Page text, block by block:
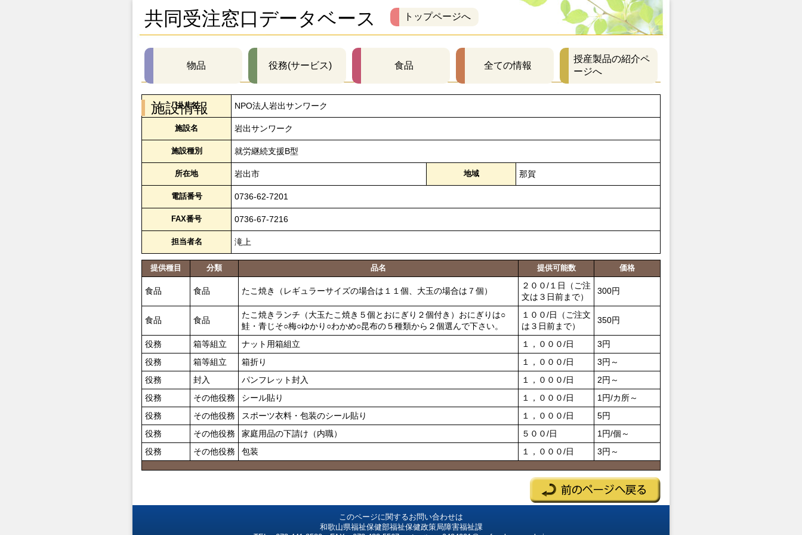
共同受注窓口データベース トップページへ
物品 役務(サービス) 食品 全ての情報
授産製品の紹介ペ
ージへ
施設情報
法人名 NPO法人岩出サンワーク
施設名 岩出サンワーク
施設種別 就労継続支援B型
所在地 岩出市 地域 那賀
電話番号 0736-62-7201
FAX番号 0736-67-7216
担当者名 滝上
提供種目 分類 品名 提供可能数 価格
食品 食品 たこ焼き（レギュラーサイズの場合は１１個、大玉の場合は７個）
２００/１日（ご注
文は３日前まで）
300円
食品 食品
たこ焼きランチ（大玉たこ焼き５個とおにぎり２個付き）おにぎりは○
鮭・青じそ○梅○ゆかり○わかめ○昆布の５種類から２個選んで下さい。
１００/日（ご注文
は３日前まで）
350円
役務 箱等組立 ナット用箱組立 １，０００/日
3円
役務
箱等組立 箱折り １，０００/日
3円～
役務
封入 パンフレット封入 １，０００/日
2円～
役務
その他役務 シール貼り １，０００/日
1円/カ所～
役務
その他役務 スポーツ衣料・包装のシール貼り １，０００/日
5円
役務
その他役務 家庭用品の下請け（内職） ５００/日
1円/個～
役務
その他役務 包装 １，０００/日 3円～
このページに関するお問い合わせは
和歌山県福祉保健部福祉保健政策局障害福祉課